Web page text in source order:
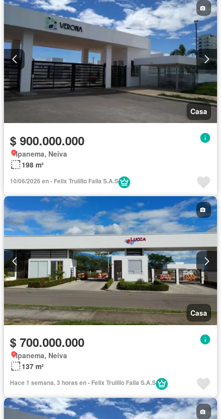
Casa
$ 900.000.000
Ipanema, Neiva
198 m²
10/06/2026 en - Felix Truiillo Falla S.A.S
Casa
$ 700.000.000
Ipanema, Neiva
137 m²
Hace 1 semana, 3 horas en - Felix Truiillo Falla S.A.S